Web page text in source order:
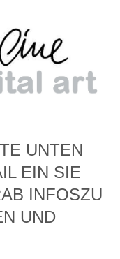
UNTEN
EIN SIE
INFOSZU
UND